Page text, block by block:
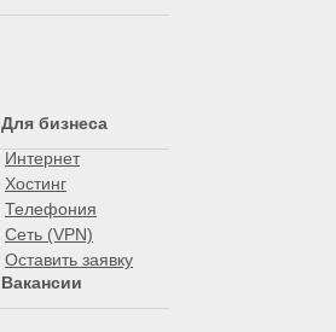
Для бизнеса
Интернет
Хостинг
Телефония
Сеть (VPN)
Оставить заявку
Вакансии